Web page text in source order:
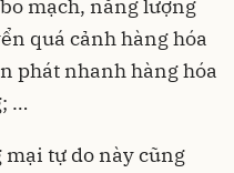
mạch, năng lượng
quá cảnh hàng hóa
phát nhanh hàng hóa
…
tự do này cũng